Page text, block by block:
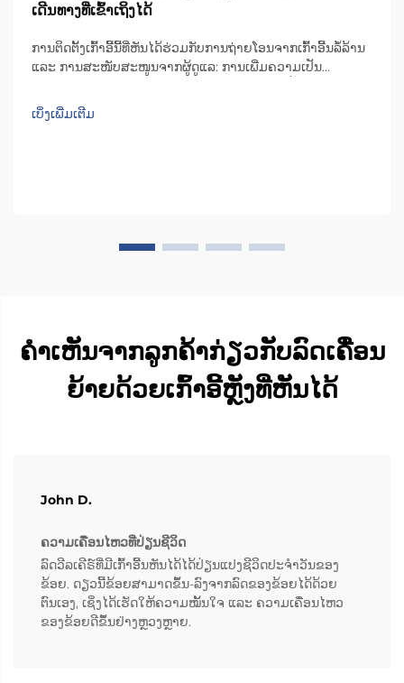
ເດີນທາງທີ່ເຂົ້າເຖິງໄດ້
ການຕິດຕັ້ງເກົ້າອີ້ນີ້ທີ່ຫັນໄດ້ຮ່ວມກັບການຖ່າຍໂອນຈາກເກົ້າອີ້ນລໍ້ລ້ານ
ແລະ ການສະໜັບສະໜູນຈາກຜູ້ດູແລ: ການເພີ່ມຄວາມເປັນ
ການດູແລແບບຊາດີໃນປີ 2023. ເກົ້າອີ້ນີ້ທີ່ຫັນໄດ້ຊ່ວຍໃຫ້ຜູ້ຄົນໄດ້ຮັບ
ຄວາມເປັນອິດສະຫຼະຫຼາຍຂຶ້ນເວລາຖ່າຍໂອນຈາກເກົ້າອີ້ນລໍ້ລ້ານ...
ເບິ່ງເພີ່ມເຕີມ
ຄຳເຫັນຈາກລູກຄ້າກ່ຽວກັບລົດເຄື່ອນ
ຍ້າຍດ້ວຍເກົ້າອີ້ຫຼັງທີ່ຫັນໄດ້
John D.
ຄວາມເຄື່ອນໄຫວທີ່ປ່ຽນຊີວິດ
ລົດວີລເຄີຣ໌ທີ່ມີເກົ້າອີ້ນຫັນໄດ້ໄດ້ປ່ຽນແປງຊີວິດປະຈຳວັນຂອງ
ຂ້ອຍ. ດຽວນີ້ຂ້ອຍສາມາດຂຶ້ນ-ລົງຈາກລົດຂອງຂ້ອຍໄດ້ດ້ວຍ
ຕົນເອງ, ເຊິ່ງໄດ້ເຮັດໃຫ້ຄວາມໝັ້ນໃຈ ແລະ ຄວາມເຄື່ອນໄຫວ
ຂອງຂ້ອຍດີຂຶ້ນຢ່າງຫຼວງຫຼາຍ.